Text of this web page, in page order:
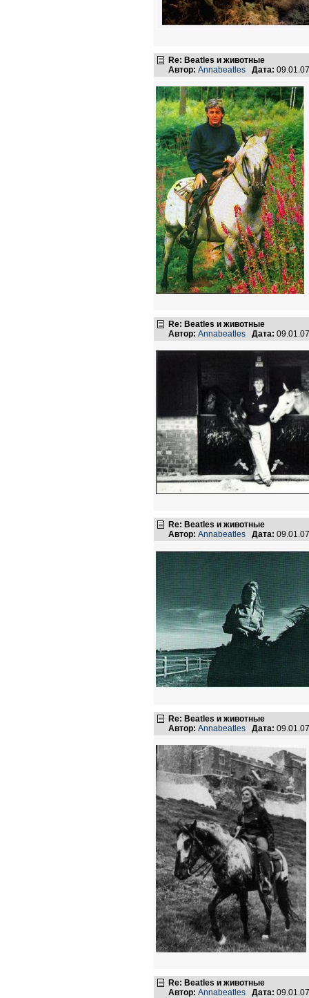
Re: Beatles и животные
Автор: Annabeatles Дата:
Re: Beatles и животные
Автор: Annabeatles Дата:
Re: Beatles и животные
Автор: Annabeatles Дата:
Re: Beatles и животные
Автор: Annabeatles Дата:
Re: Beatles и животные
Автор: Annabeatles Дата: